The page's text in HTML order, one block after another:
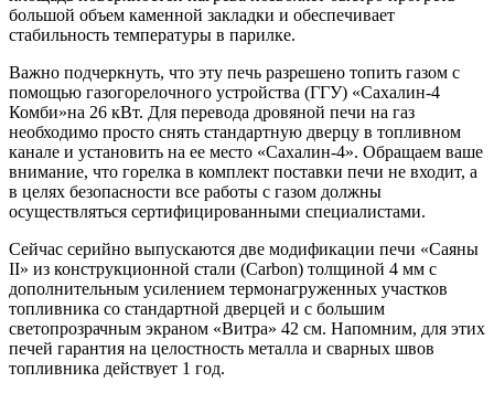
большой объем каменной закладки и обеспечивает
стабильность температуры в парилке.
Важно подчеркнуть, что эту печь разрешено топить газом с
помощью газогорелочного устройства (ГГУ) «Сахалин-4
Комби»на 26 кВт. Для перевода дровяной печи на газ
необходимо просто снять стандартную дверцу в топливном
канале и установить на ее место «Сахалин-4». Обращаем ваше
внимание, что горелка в комплект поставки печи не входит, а
в целях безопасности все работы с газом должны
осуществляться сертифицированными специалистами.
Сейчас серийно выпускаются две модификации печи «Саяны
II» из конструкционной стали (Carbon) толщиной 4 мм с
дополнительным усилением термонагруженных участков
топливника со стандартной дверцей и с большим
светопрозрачным экраном «Витра» 42 см. Напомним, для этих
печей гарантия на целостность металла и сварных швов
топливника действует 1 год.